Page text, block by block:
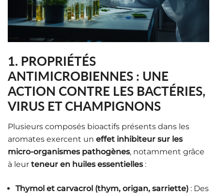
1. PROPRIÉTÉS
ANTIMICROBIENNES : UNE
ACTION CONTRE LES BACTÉRIES,
VIRUS ET CHAMPIGNONS
Plusieurs composés bioactifs présents dans les
aromates exercent un effet inhibiteur sur les
micro-organismes pathogènes, notamment grâce
à leur teneur en huiles essentielles:
Thymol et carvacrol (thym, origan, sarriette) : Des